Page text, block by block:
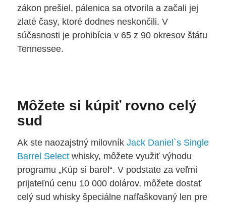
zákon prešiel, pálenica sa otvorila a začali jej
zlaté časy, ktoré dodnes neskončili. V
súčasnosti je prohibícia v 65 z 90 okresov štátu
Tennessee.
Môžete si kúpiť rovno celý
sud
Ak ste naozajstný milovník Jack Daniel`s Single
Barrel Selectwhisky, môžete využiť výhodu
programu „Kúp si barel“. V podstate za veľmi
prijateľnú cenu 10 000 dolárov, môžete dostať
celý sud whisky špeciálne nafľaškovaný len pre